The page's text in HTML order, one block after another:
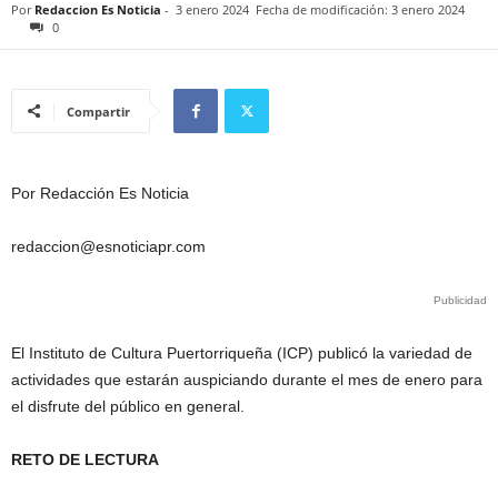
Por Redaccion Es Noticia - 3 enero 2024 Fecha de modificación: 3 enero 2024
0
Compartir
Por Redacción Es Noticia
redaccion@esnoticiapr.com
Publicidad
El Instituto de Cultura Puertorriqueña (ICP) publicó la variedad de
actividades que estarán auspiciando durante el mes de enero para
el disfrute del público en general.
RETO DE LECTURA